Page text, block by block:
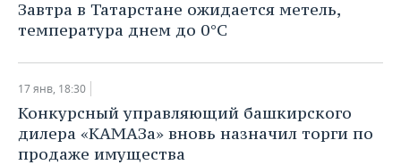
ФИГУРНОЕ КАТАНИЕ
ХОККЕЙ С МЯЧОМ
МЕДИЦИНА
ПРОИСШЕСТВИЯ
Завтра в Татарстане ожидается метель,
температура днем до 0°С
17 янв, 18:30
Конкурсный управляющий башкирского
дилера «КАМАЗа» вновь назначил торги по
продаже имущества